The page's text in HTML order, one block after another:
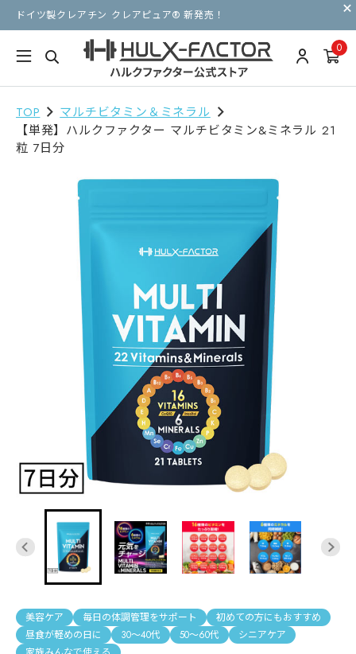
ドイツ製クレアチン クレアピュア® 新発売！
0
TOP
マルチビタミン＆ミネラル
【単発】ハルクファクター マルチビタミン&ミネラル 21
粒 7日分
美容ケア 毎日の体調管理をサポート
初めての方にもおすすめ
昼食が軽めの日に
30〜40代 50〜60代
シニアケア